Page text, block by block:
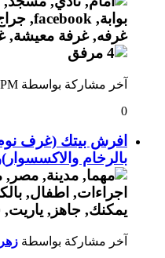
آخر مشاركة بواسطة
0
افرش بيتك (غرف
بالرخام
آخر مشاركة بواسطة